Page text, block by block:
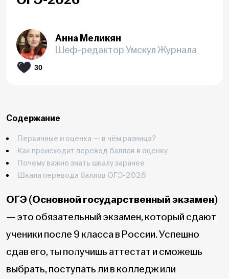
Анна Меликян
Шеф-редактор Умскул Журнала
30
Содержание
Первичные и оценка — в чём разница?
Как происходит перевод баллов в оценку
Почему важно знать шкалу заранее
Шкала перевода баллов ОГЭ-2026
ОГЭ (Основной государственный экзамен)
— это обязательный экзамен, который сдают
ученики после 9 класса в России. Успешно
сдав его, ты получишь аттестат и сможешь
выбрать, поступать ли в колледж или